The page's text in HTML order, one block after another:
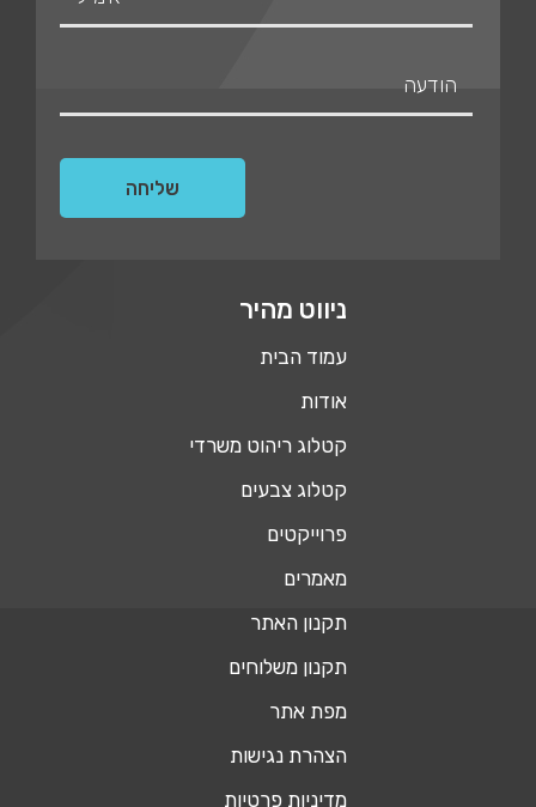
ניווט מהיר
עמוד הבית
אודות
קטלוג ריהוט משרדי
קטלוג צבעים
פרוייקטים
מאמרים
תקנון האתר
תקנון משלוחים
מפת אתר
הצהרת נגישות
מדיניות פרטיות